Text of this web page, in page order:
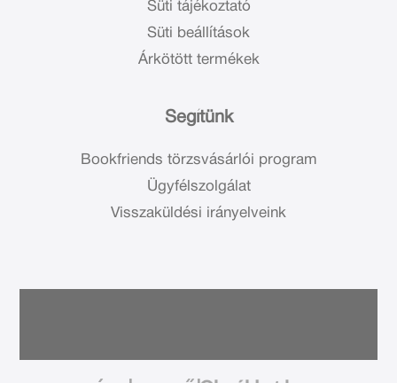
Süti tájékoztató
Süti beállítások
Árkötött termékek
Segítünk
Bookfriends törzsvásárlói program
Ügyfélszolgálat
Visszaküldési irányelveink